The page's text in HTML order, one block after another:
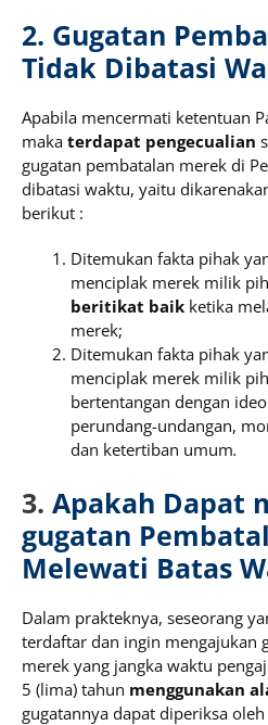
2. Gugatan
Tidak Dibatasi
Apabila mencermati ketentuan
maka terdapat pengecualian
gugatan pembatalan merek di
dibatasi waktu, yaitu
berikut :
Ditemukan fakta pihak
menciplak merek milik
beritikat baik ketika
merek;
Ditemukan fakta pihak
menciplak merek milik
bertentangan dengan
perundang-undangan,
dan ketertiban umum.
3. Apakah Dapat
gugatan
Melewati Batas
Dalam prakteknya, seseorang
terdaftar dan ingin mengajukan
merek yang jangka waktu
5 (lima) tahun menggunakan
gugatannya dapat diperiksa